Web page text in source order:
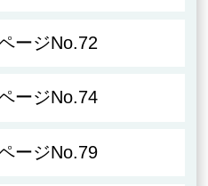
ージNo.72
ージNo.74
ージNo.79